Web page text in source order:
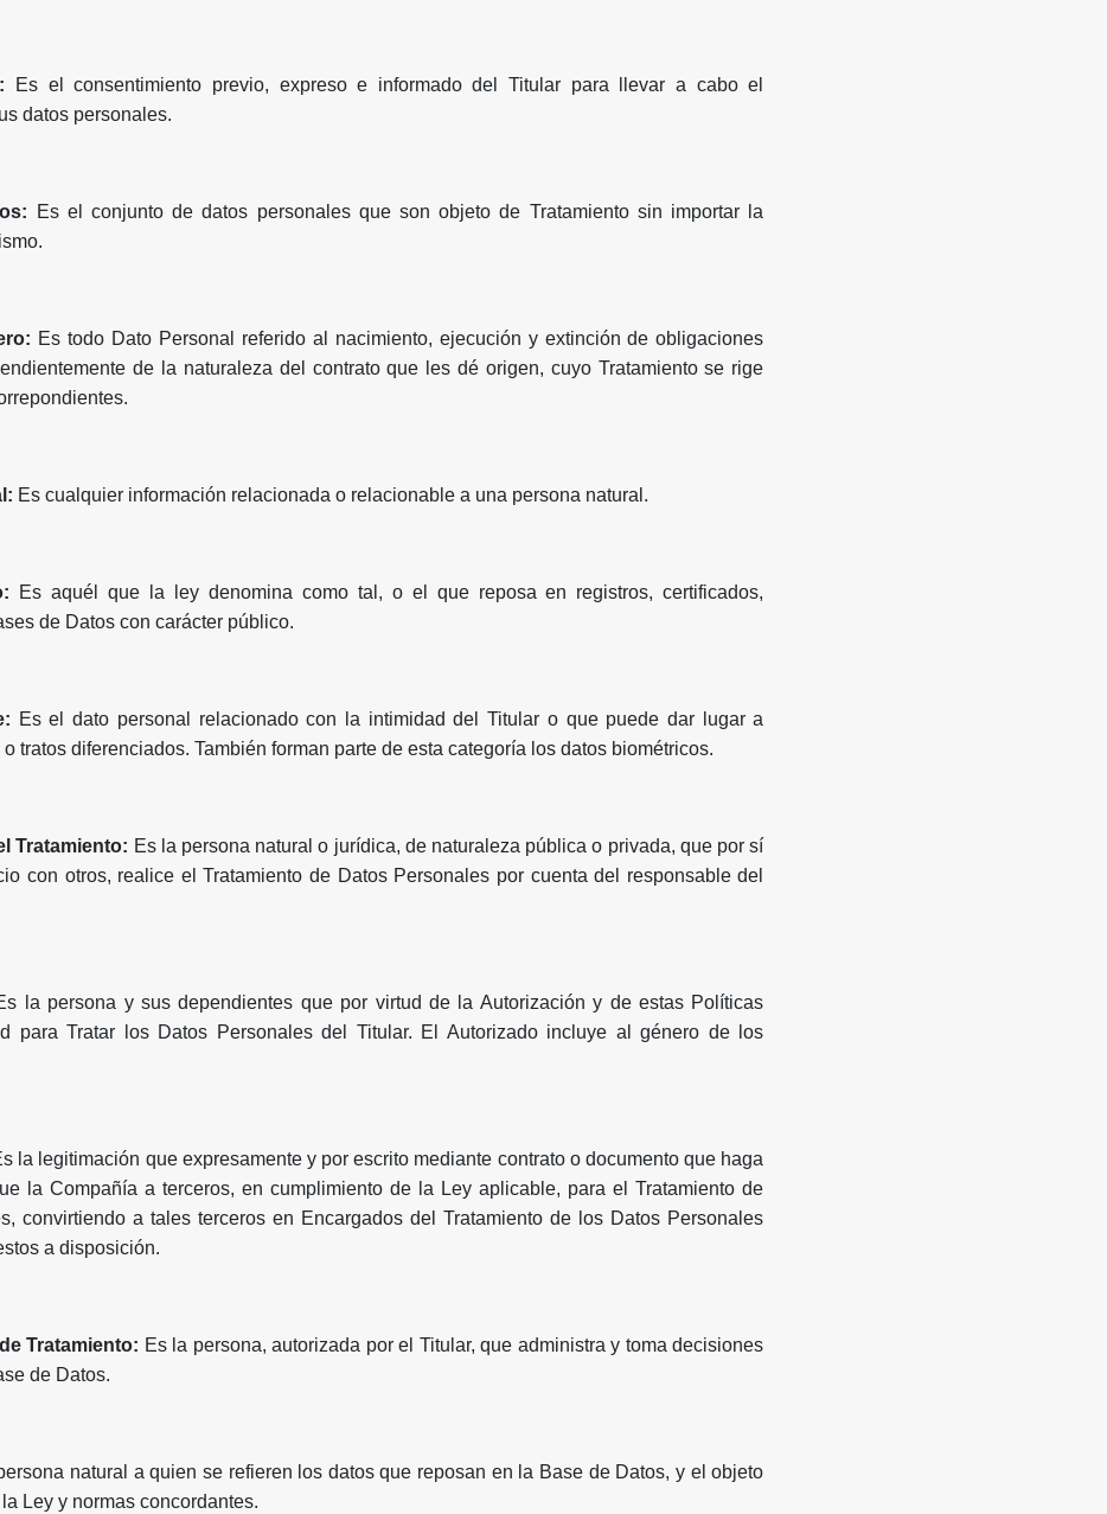
Es el consentimiento previo, expreso e informado del Titular para llevar a cabo el
datos personales.
Es el conjunto de datos personales que son objeto de Tratamiento sin importar la
Es todo Dato Personal referido al nacimiento, ejecución y extinción de obligaciones
de la naturaleza del contrato que les dé origen, cuyo Tratamiento se rige
Es cualquier información relacionada o relacionable a una persona natural.
Es aquél que la ley denomina como tal, o el que reposa en registros, certificados,
de Datos con carácter público.
Es el dato personal relacionado con la intimidad del Titular o que puede dar lugar a
tratos diferenciados. También forman parte de esta categoría los datos biométricos.
Tratamiento: Es la persona natural o jurídica, de naturaleza pública o privada, que por sí
con otros, realice el Tratamiento de Datos Personales por cuenta del responsable del
la persona y sus dependientes que por virtud de la Autorización y de estas Políticas
para Tratar los Datos Personales del Titular. El Autorizado incluye al género de los
la legitimación que expresamente y por escrito mediante contrato o documento que haga
la Compañía a terceros, en cumplimiento de la Ley aplicable, para el Tratamiento de
convirtiendo a tales terceros en Encargados del Tratamiento de los Datos Personales
a disposición.
Tratamiento: Es la persona, autorizada por el Titular, que administra y toma decisiones
de Datos.
natural a quien se refieren los datos que reposan en la Base de Datos, y el objeto
Ley y normas concordantes.